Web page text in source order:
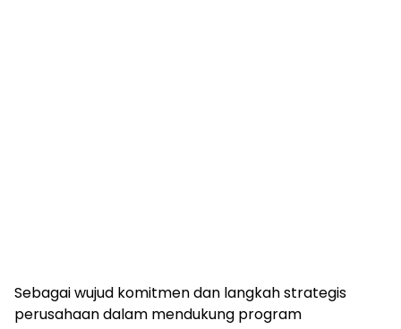
Sebagai wujud komitmen dan langkah strategis
perusahaan dalam mendukung program